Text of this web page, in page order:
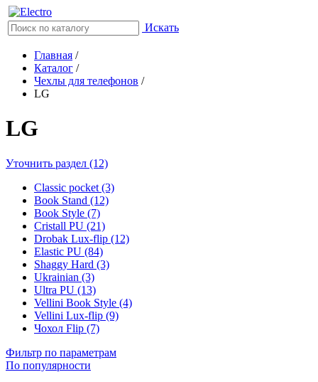
Искать
Главная /
Каталог /
Чехлы для телефонов /
LG
LG
Уточнить раздел (12)
Classic pocket (3)
Book Stand (12)
Book Style (7)
Cristall PU (21)
Drobak Lux-flip (12)
Elastic PU (84)
Shaggy Hard (3)
Ukrainian (3)
Ultra PU (13)
Vellini Book Style (4)
Vellini Lux-flip (9)
Чохол Flip (7)
Фильтр по параметрам
По популярности